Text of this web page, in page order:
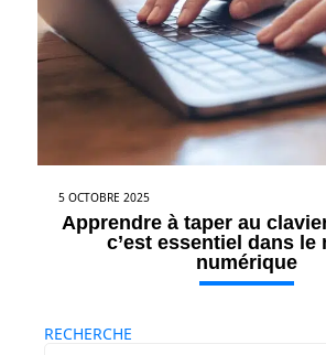
5 OCTOBRE 2025
Apprendre à taper au
c’est essentiel dans le
numérique
RECHERCHE